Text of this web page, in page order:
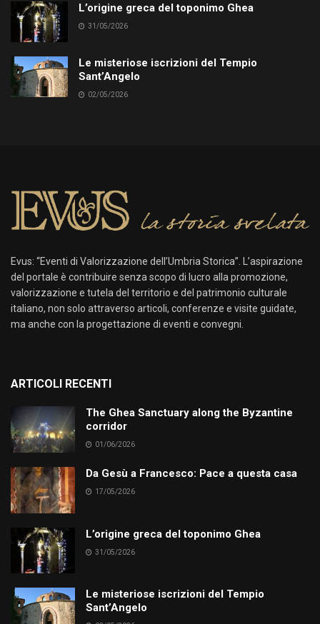
L’origine greca del toponimo Ghea
31/05/2026
Le misteriose iscrizioni del Tempio
Sant’Angelo
02/05/2026
Evus: “Eventi di Valorizzazione dell’Umbria Storica”. L’aspirazione
del portale è contribuire senza scopo di lucro alla promozione,
valorizzazione e tutela del territorio e del patrimonio culturale
italiano, non solo attraverso articoli, conferenze e visite guidate,
ma anche con la progettazione di eventi e convegni.
ARTICOLI RECENTI
The Ghea Sanctuary along the Byzantine
corridor
01/06/2026
Da Gesù a Francesco: Pace a questa casa
17/05/2026
L’origine greca del toponimo Ghea
31/05/2026
Le misteriose iscrizioni del Tempio
Sant’Angelo